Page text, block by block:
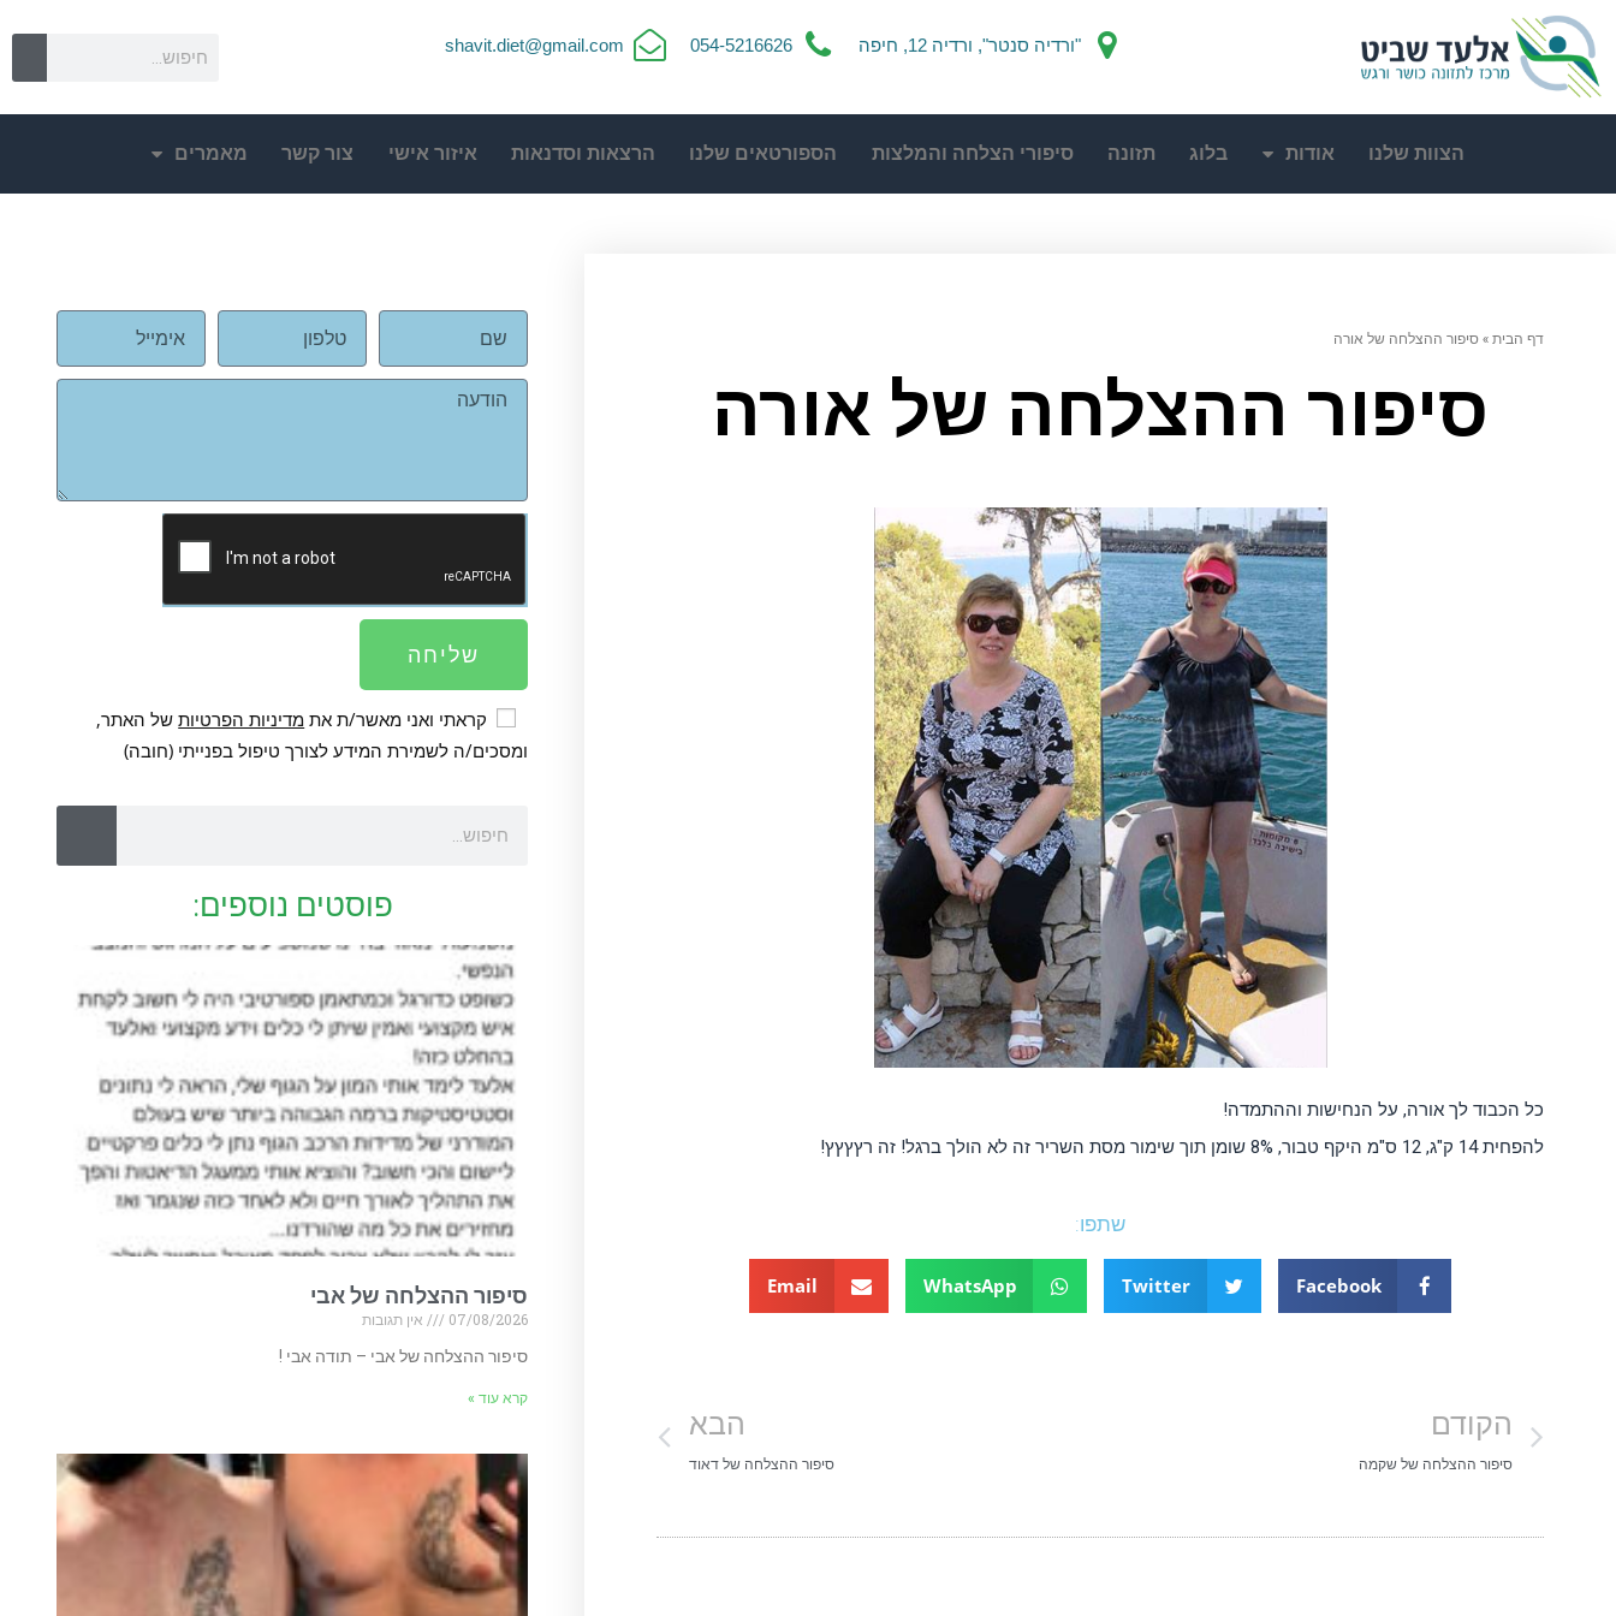
"ורדיה סנטר", ורדיה 12, חיפה 054-5216626
shavit.diet@gmail.com
הצוות שלנו אודות בלוג תזונה סיפורי הצלחה והמלצות הספורטאים שלנו הרצאות וסדנאות איזור אישי צור קשר מאמרים
דף הבית»סיפור ההצלחה של אורה
סיפור ההצלחה של אורה
כל הכבוד לך אורה, על הנחישות וההתמדה!
להפחית 14 ק"ג, 12 ס"מ היקף טבור, 8% שומן תוך שימור מסת השריר זה לא הולך ברגל! זה רץץץץ!
שתפו:
Facebook
Twitter
WhatsApp
Email
הקודם
סיפור ההצלחה של שקמה
הבא
סיפור ההצלחה של דאוד
שליחה
קראתי ואני מאשר/ת את מדיניות הפרטיותשל האתר,
ומסכים/ה לשמירת המידע לצורך טיפול בפנייתי (חובה)
פוסטים נוספים:
סיפור ההצלחה של אבי
07/08/2026
אין תגובות
סיפור ההצלחה של אבי – תודה אבי !
קרא עוד »